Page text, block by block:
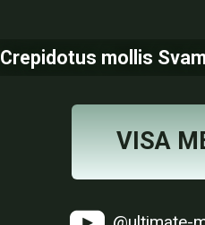
Crepidotus mollis
VISA